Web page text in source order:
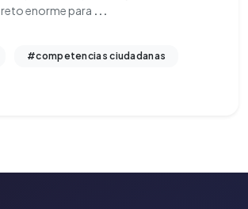
reto enorme para ...
#competencias ciudadanas